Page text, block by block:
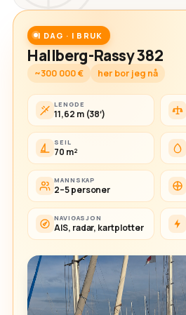
I DAG · I BRUK
Hallberg-Rassy 382
~300 000 € her bor jeg nå
LENGDE
11,62 m (38′)
SEIL
70 m²
MANNSKAP
2–5 personer
NAVIGASJON
AIS, radar, kartplotter